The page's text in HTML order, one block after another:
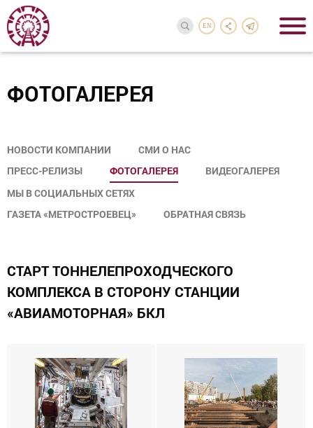
EN
ФОТОГАЛЕРЕЯ
НОВОСТИ КОМПАНИИ
СМИ О НАС
ПРЕСС-РЕЛИЗЫ
ФОТОГАЛЕРЕЯ
ВИДЕОГАЛЕРЕЯ
МЫ В СОЦИАЛЬНЫХ СЕТЯХ
ГАЗЕТА «МЕТРОСТРОЕВЕЦ»
ОБРАТНАЯ СВЯЗЬ
СТАРТ ТОННЕЛЕПРОХОДЧЕСКОГО
КОМПЛЕКСА В СТОРОНУ СТАНЦИИ
«АВИАМОТОРНАЯ» БКЛ